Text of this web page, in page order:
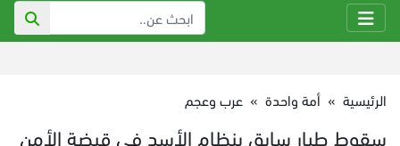
الرئيسية » أمة واحدة » عرب وعجم
سقوط طيار سابق بنظام الأسد في قبضة الأمن